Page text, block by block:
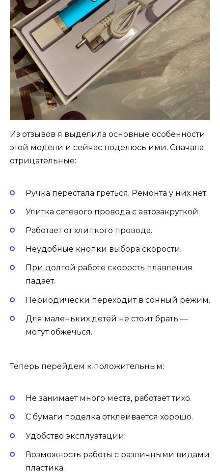
Из отзывов я выделила основные особенности
этой модели и сейчас поделюсь ими. Сначала
отрицательные:
Ручка перестала греться. Ремонта у них нет.
Улитка сетевого провода с автозакруткой.
Работает от хлипкого провода.
Неудобные кнопки выбора скорости.
При долгой работе скорость плавления
падает.
Периодически переходит в сонный режим.
Для маленьких детей не стоит брать —
могут обжечься.
Теперь перейдем к положительным:
Не занимает много места, работает тихо.
С бумаги поделка отклеивается хорошо.
Удобство эксплуатации.
Возможность работы с различными видами
пластика.